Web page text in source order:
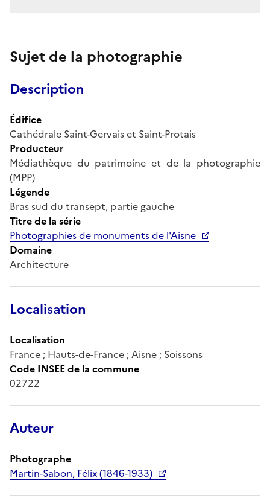
Sujet de la photographie
Description
Édifice
Cathédrale Saint-Gervais et Saint-Protais
Producteur
Médiathèque du patrimoine et de la photographie
(MPP)
Légende
Bras sud du transept, partie gauche
Titre de la série
Photographies de monuments de l'Aisne
Domaine
Architecture
Localisation
Localisation
France ; Hauts-de-France ; Aisne ; Soissons
Code INSEE de la commune
02722
Auteur
Photographe
Martin-Sabon, Félix (1846-1933)